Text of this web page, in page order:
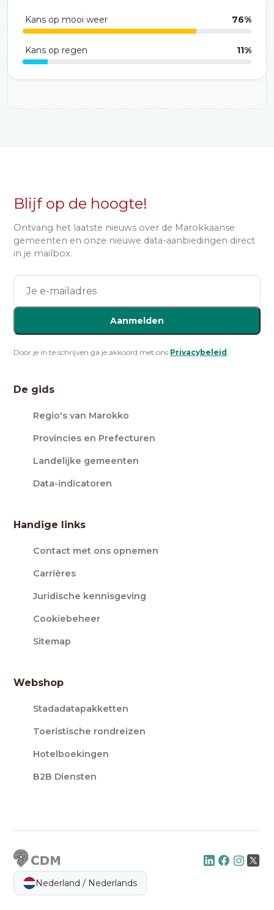
Kans op mooi weer 76%
Kans op regen 11%
Blijf op de hoogte!
Ontvang het laatste nieuws over de Marokkaanse
gemeenten en onze nieuwe data-aanbiedingen direct
in je mailbox.
Aanmelden
Door je in te schrijven ga je akkoord met ons Privacybeleid .
De gids
Regio's van Marokko
Provincies en Prefecturen
Landelijke gemeenten
Data-indicatoren
Handige links
Contact met ons opnemen
Carrières
Juridische kennisgeving
Cookiebeheer
Sitemap
Webshop
Stadadatapakketten
Toeristische rondreizen
Hotelboekingen
B2B Diensten
Nederland / Nederlands